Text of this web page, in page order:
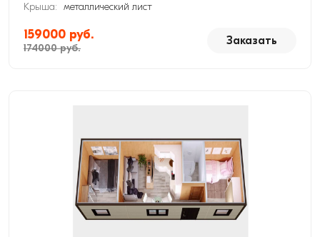
Крыша: металлический лист
159000 руб.
174000 руб.
Заказать